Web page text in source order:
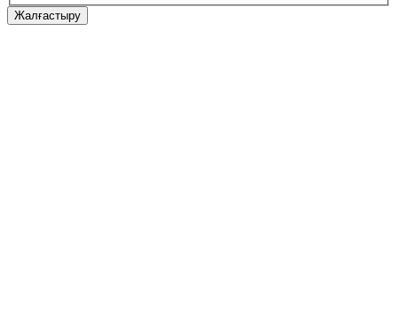
Жалғастыру